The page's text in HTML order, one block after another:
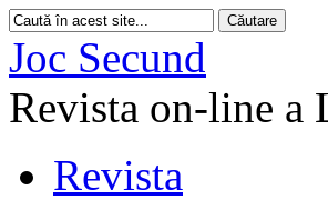
Joc Secund
Revista on-line a
Revista